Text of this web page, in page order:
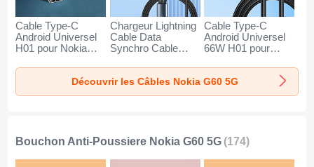
Cable Type-C
Android Universel
H01 pour Nokia
Chargeur Lightning
Cable Data
Synchro Cable
Type-C 100W H01
pour Nokia G60 5G
Noir
Cable Type-C
Android Universel
66W H01 pour
Découvrir les Câbles Nokia G60 5G
Bouchon Anti-Poussiere Nokia G60 5G (174)